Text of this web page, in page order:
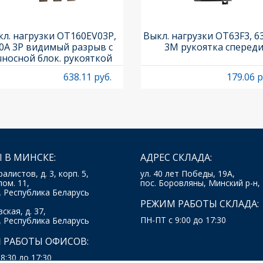
нагрузки OT160EV03P,
3P видимый разрыв с
блок. рукояткой
и осью OXP6X210
638.11 руб.
Выкл. нагрузки OT63F3,
3M рукоятка спереди
179.06
МИНСКЕ:
д. 3, корп. 5,
11,
Республика Беларусь
д. 37,
Республика Беларусь
ОФИСОВ:
до 17:30
АДРЕС СКЛАДА:
ул. 40 лет Победы, 19А,
пос. Боровляны, Минский р-н,
РЕЖИМ РАБОТЫ СКЛАДА:
ПН-ПТ с 9:00 до 17:30